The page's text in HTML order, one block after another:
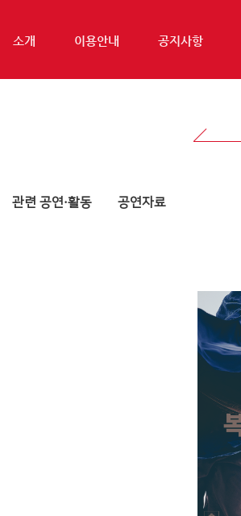
소개 이용안내 공지사항
관련 공연·활동 공연자료